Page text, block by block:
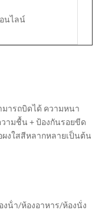
นไลน์
ารถบิดได้ ความหนา
ามชื้น + ป้องกันรอยขีด
ผงใสสีหลากหลายเป็นต้น
น้ํา/ห้องอาหาร/ห้องนั่ง